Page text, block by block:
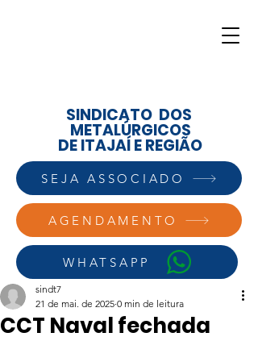
AGENDAMENTO
WHATSAPP
SINDICATO DOS
METALÚRGICOS
DE ITAJAÍ E REGIÃO
SEJA ASSOCIADO
CCT Naval fechada
sindt7
21 de mai. de 2025 0 min de leitura